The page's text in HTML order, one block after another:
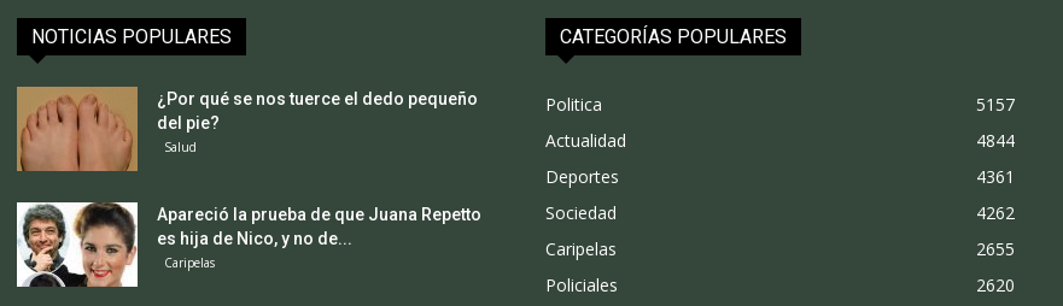
NOTICIAS POPULARES
¿Por qué se nos tuerce el dedo pequeño
del pie?
Salud
Apareció la prueba de que Juana Repetto
es hija de Nico, y no de...
Caripelas
CATEGORÍAS POPULARES
Politica
5157
Actualidad
4844
Deportes
4361
Sociedad
4262
Caripelas
2655
Policiales
2620